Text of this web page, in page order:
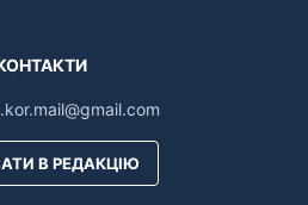
В РЕДАКЦІЮ